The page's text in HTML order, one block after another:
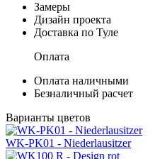
Замеры
Дизайн проекта
Доставка по Туле
Оплата
Оплата наличными
Безналичный расчет
Варианты цветов
WK-PK01 - Niederlausitzer